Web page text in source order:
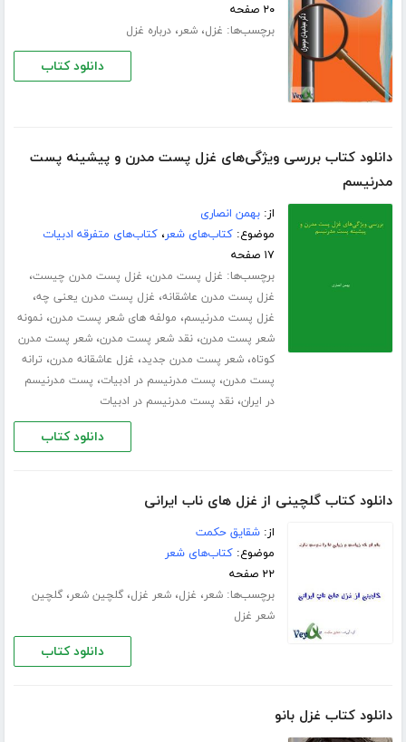
۲۰ صفحه
برچسب‌ها: غزل،شعر،درباره غزل
دانلود کتاب
دانلود کتاب بررسی ویژگی‌های غزل پست مدرن و پیشینه پست
مدرنیسم
از:بهمن انصاری
موضوع:کتاب‌های شعر،کتاب‌های متفرقه ادبیات
۱۷ صفحه
برچسب‌ها: غزل پست مدرن، غزل پست مدرن چیست،
غزل پست مدرن عاشقانه، غزل پست مدرن یعنی چه،
غزل پست مدرنیسم، مولفه های شعر پست مدرن،نمونه
شعر پست مدرن،نقد شعر پست مدرن،شعر پست مدرن
کوتاه،شعر پست مدرن جدید، غزل عاشقانه مدرن، ترانه
پست مدرن، پست مدرنیسم در ادبیات، پست مدرنیسم
در ایران،نقد پست مدرنیسم در ادبیات
دانلود کتاب
دانلود کتاب گلچینی از غزل های ناب ایرانی
از:شقایق حکمت
موضوع:کتاب‌های شعر
۲۲ صفحه
برچسب‌ها:شعر، غزل،شعر غزل،گلچین شعر،گلچین
شعر غزل
دانلود کتاب
دانلود کتاب غزل بانو